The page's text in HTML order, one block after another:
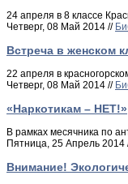
24 апреля в 8 классе
Четверг, 08 Май 2014 //
Встреча в женском
22 апреля в
Четверг, 08 Май 2014 //
«Наркотикам – НЕТ!»
В рамках месячника по
Пятница, 25 Апрель 2014
Внимание!